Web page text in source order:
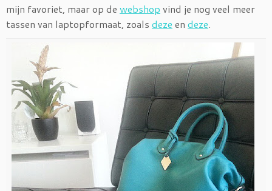
mijn favoriet, maar op de webshop vind je nog veel meer
tassen van laptopformaat, zoals deze en deze.